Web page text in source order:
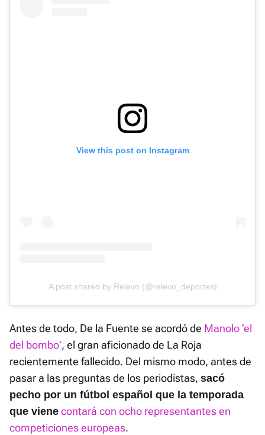
View this post on Instagram
A post shared by Relevo (@relevo_deportes)
Antes de todo, De la Fuente se acordó de Manolo 'el
del bombo', el gran aficionado de La Roja
recientemente fallecido. Del mismo modo, antes de
pasar a las preguntas de los periodistas, sacó
pecho por un fútbol español que la temporada
que viene contará con ocho representantes en
competiciones europeas.